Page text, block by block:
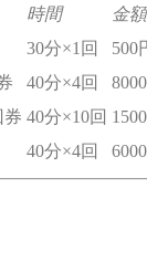
時間
金額
30分×1回
500
40分×4回
券 40分×10回
40分×4回